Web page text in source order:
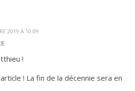
2019 À 10:09
!
! La fin de la décennie sera en